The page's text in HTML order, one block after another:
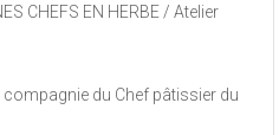
CHEFS EN HERBE / Atelier
du Chef pâtissier du